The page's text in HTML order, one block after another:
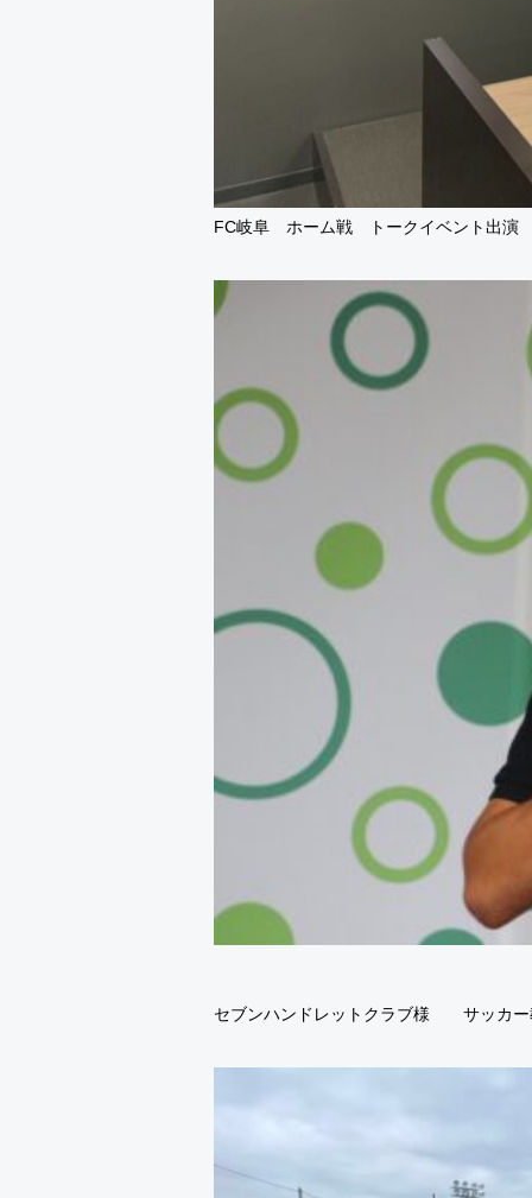
FC岐阜 ホーム戦 トークイベント出演
セブンハンドレットクラブ様 サッカー